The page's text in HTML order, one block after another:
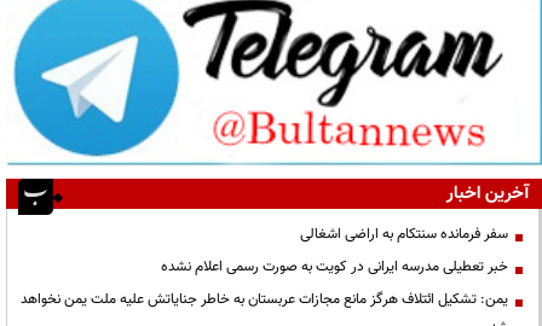
آخرین اخبار
سفر فرمانده سنتکام به اراضی اشغالی
خبر تعطیلی مدرسه ایرانی در کویت به صورت رسمی اعلام نشده
یمن: تشکیل ائتلاف هرگز مانع مجازات عربستان به خاطر جنایاتش علیه ملت یمن نخواهد